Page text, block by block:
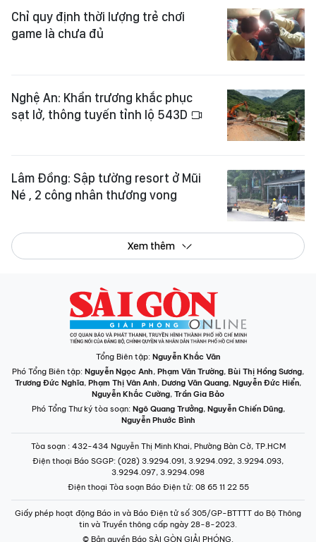
Chỉ quy định thời lượng trẻ chơi
game là chưa đủ
Nghệ An: Khẩn trương khắc phục
sạt lở, thông tuyến tỉnh lộ 543D
Lâm Đồng: Sập tường resort ở Mũi
Né , 2 công nhân thương vong
Xem thêm
Tổng Biên tập: Nguyễn Khắc Văn
Phó Tổng Biên tập: Nguyễn Ngọc Anh, Phạm Văn Trường, Bùi Thị Hồng Sương,
Trương Đức Nghĩa, Phạm Thị Vân Anh, Dương Văn Quang, Nguyễn Đức Hiển,
Nguyễn Khắc Cường, Trần Gia Bảo
Phó Tổng Thư ký tòa soạn: Ngô Quang Trưởng, Nguyễn Chiến Dũng,
Nguyễn Phước Bình
Tòa soạn : 432-434 Nguyễn Thị Minh Khai, Phường Bàn Cờ, TP.HCM
Điện thoại Báo SGGP: (028) 3.9294.091, 3.9294.092, 3.9294.093,
3.9294.097, 3.9294.098
Điện thoại Tòa soạn Báo Điện tử: 08 65 11 22 55
Giấy phép hoạt động Báo in và Báo Điện tử số 305/GP-BTTTT do Bộ Thông
tin và Truyền thông cấp ngày 28-8-2023.
© Bản quyền Báo SÀI GÒN GIẢI PHÓNG.